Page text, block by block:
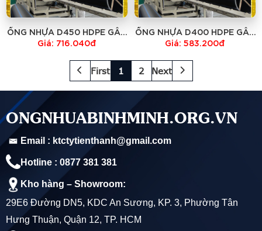
ỐNG NHỰA D450 HDPE GÂN
2 VÁCH TÂN LONG giá rẻ
Giá: 716.040đ
ỐNG NHỰA D400 HDPE GÂN
2 VÁCH TÂN LONG giá rẻ
Giá: 583.200đ
First 1 2 Next
ONGNHUABINHMINH.ORG.VN
Email : ktctytienthanh@gmail.com
Hotline : 0877 381 381
Kho hàng – Showroom:
29E6 Đường DN5, KDC An Sương, KP. 3, Phường Tân
Hưng Thuận, Quận 12, TP. HCM